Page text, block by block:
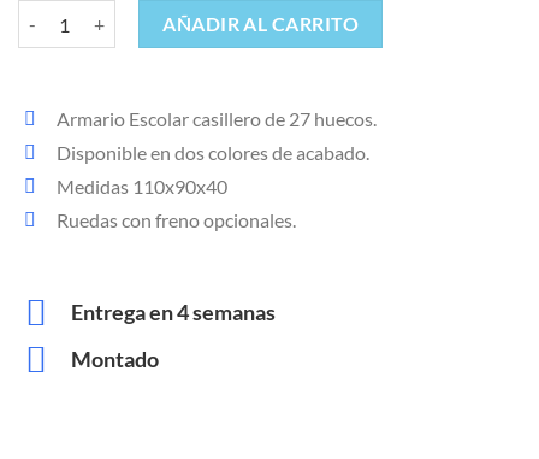
Armario casillero ESA11-27C cantidad
AÑADIR AL CARRITO
Armario Escolar casillero de 27 huecos.
Disponible en dos colores de acabado.
Medidas 110x90x40
Ruedas con freno opcionales.
Entrega en 4 semanas
Montado